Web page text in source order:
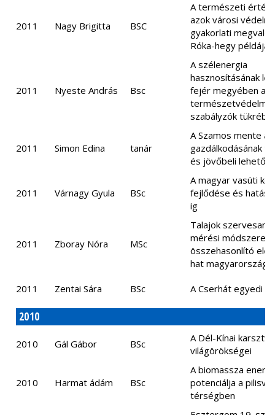
2011 Nagy Brigitta BSC
A természeti
azok városi
gyakorlati
Róka-hegy példáján
2011 Nyeste András Bsc
A szélenergia
hasznosításának
fejér megyében a
természetvédelmi
szabályzók
2011 Simon Edina tanár
A Szamos mente
gazdálkodásának
és jövőbeli
2011 Várnagy Gyula BSc
A magyar vasúti
fejlődése és
ig
2011 Zboray Nóra MSc
Talajok
mérési
összehasonlító
hat magyarországi
2011 Zentai Sára BSc A Cserhát egyedi
2010
2010 Gál Gábor BSc
A Dél-Kínai
világörökségei
2010 Harmat ádám BSc
A biomassza
potenciálja a
térségben